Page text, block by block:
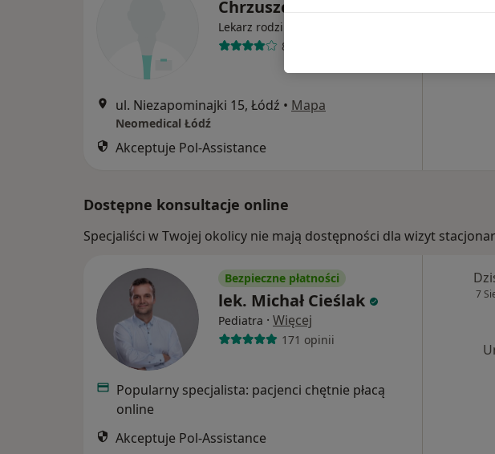
Chrzuszcz
Lekarz rodzinny, Internista
8 opinii
ul. Niezapominajki 15, Łódź • Mapa
Neomedical Łódź
Akceptuje Pol-Assistance
Dostępne konsultacje online
Specjaliści w Twojej okolicy nie mają dostępności dla wizyt
Bezpieczne płatności
lek. Michał Cieślak
Pediatra · Więcej
171 opinii
Popularny specjalista: pacjenci chętnie płacą
online
Akceptuje Pol-Assistance
7